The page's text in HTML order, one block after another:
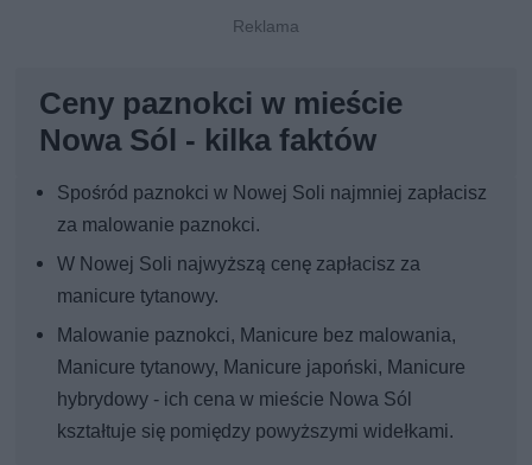
Ceny paznokci w mieście
Nowa Sól - kilka faktów
Spośród paznokci w Nowej Soli najmniej zapłacisz
za malowanie paznokci.
W Nowej Soli najwyższą cenę zapłacisz za
manicure tytanowy.
Malowanie paznokci, Manicure bez malowania,
Manicure tytanowy, Manicure japoński, Manicure
hybrydowy - ich cena w mieście Nowa Sól
kształtuje się pomiędzy powyższymi widełkami.